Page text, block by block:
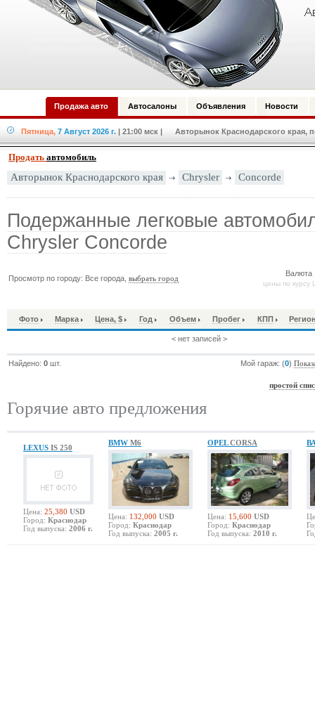
Продажа авто Автосалоны Объявления Новости
Пятница, 7 Август 2026 г. | 21:00 мск | Авторынок Краснодарского края,
Продать автомобиль
Авторынок Краснодарского края Chrysler Concorde
Подержанные легковые
Chrysler Concorde
Просмотр по городу: Все города,выбрать город
цены по
Фото Марка Цена, $ Год Объем Пробег КПП
< нет записей >
Найдено:0 шт. Мой гараж: (0)
простой
Горячие авто предложения
LEXUS IS 250
Цена: 25,380 USD
Город: Краснодар
Год выпуска: 2006 г.
BMW M6
Цена: 132,000 USD
Город: Краснодар
Год выпуска: 2005 г.
OPELCORSA
Цена: 15,600 USD
Город: Краснодар
Год выпуска: 2010 г.